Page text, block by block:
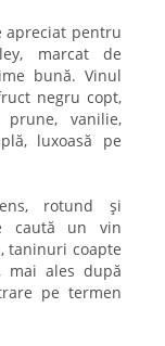
apreciat pentru
marcat de
bună. Vinul
negru copt,
prune, vanilie,
luxoasă pe
rotund și
caută un vin
taninuri coapte
mai ales după
pe termen